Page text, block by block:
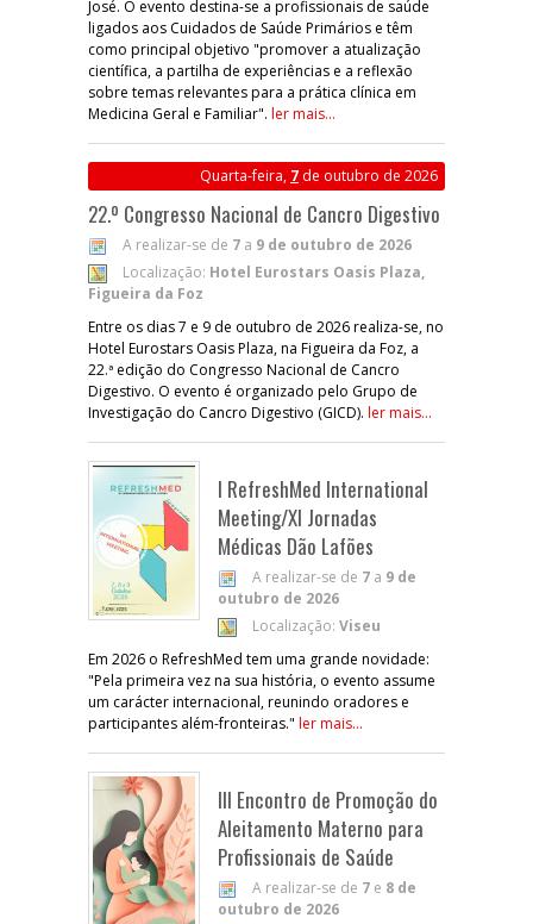
José. O evento destina-se a profissionais de saúde
ligados aos Cuidados de Saúde Primários e têm
como principal objetivo "promover a atualização
científica, a partilha de experiências e a reflexão
sobre temas relevantes para a prática clínica em
Medicina Geral e Familiar". ler mais...
Quarta-feira, 7 de outubro de 2026
22.º Congresso Nacional de Cancro Digestivo
A realizar-se de 7 a 9 de outubro de 2026
Localização: Hotel Eurostars Oasis Plaza,
Figueira da Foz
Entre os dias 7 e 9 de outubro de 2026 realiza-se, no
Hotel Eurostars Oasis Plaza, na Figueira da Foz, a
22.ª edição do Congresso Nacional de Cancro
Digestivo. O evento é organizado pelo Grupo de
Investigação do Cancro Digestivo (GICD). ler mais...
I RefreshMed International
Meeting/XI Jornadas
Médicas Dão Lafões
A realizar-se de 7 a 9 de
outubro de 2026
Localização: Viseu
Em 2026 o RefreshMed tem uma grande novidade:
"Pela primeira vez na sua história, o evento assume
um carácter internacional, reunindo oradores e
participantes além-fronteiras." ler mais...
III Encontro de Promoção do
Aleitamento Materno para
Profissionais de Saúde
A realizar-se de 7 e 8 de
outubro de 2026